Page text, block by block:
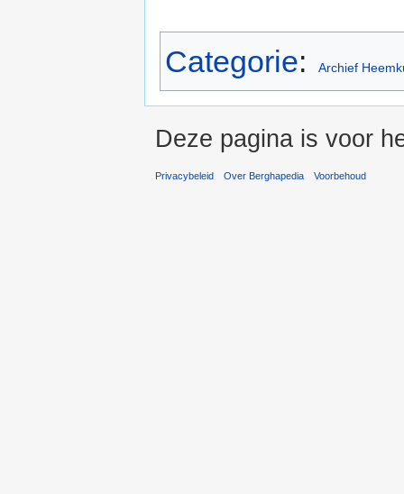
Categorie: Archief
Deze pagina is voor
Privacybeleid Over Berghapedia Voorbehoud